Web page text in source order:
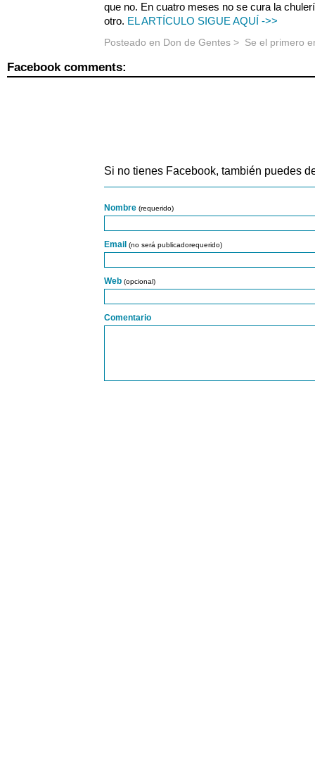
que no. En cuatro meses no se cura la
otro. EL ARTÍCULO SIGUE AQUÍ ->>
Posteado en Don de Gentes > Se el primero
Facebook comments:
Si no tienes Facebook, también puedes
Nombre (requerido)
Email (no será publicadorequerido)
Web (opcional)
Comentario